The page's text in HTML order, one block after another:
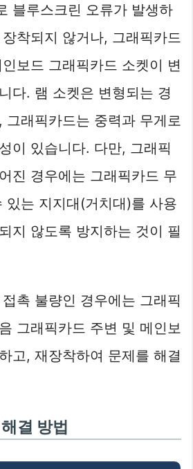
블루스크린 오류가 발생하
착되지 않거나, 그래픽카드
보드 그래픽카드 소켓이 변
다. 램 소켓은 변형되는 경
그래픽카드는 중력과 무게로
이 있습니다. 다만, 그래픽
진 경우에는 그래픽카드 무
있는 지지대(거치대)를 사용
지 않도록 방지하는 것이 필
촉 불량인 경우에는 그래픽
그래픽카드 주변 및 메인보
고, 재장착하여 문제를 해결
결 방법